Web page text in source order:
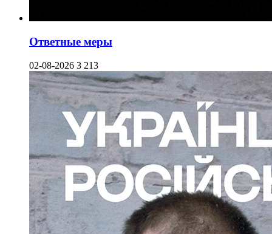
Ответные меры
02-08-2026 3 213